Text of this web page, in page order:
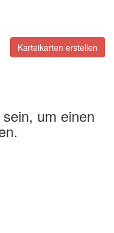
Karteikarten erstellen
um einen